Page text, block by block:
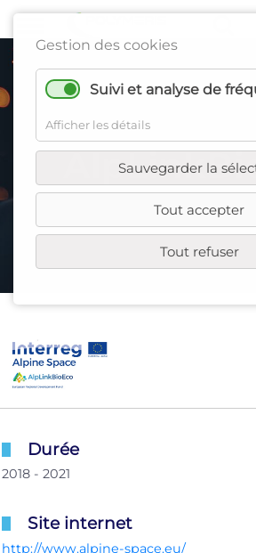
Gestion des cookies
Suivi et analyse de
Afficher les détails
Sauvegarder la
Tout accepter
Tout refuser
Durée
2018 - 2021
Site internet
http://www.alpine-space.eu/